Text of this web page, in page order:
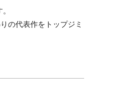
の代表作をトップジミ